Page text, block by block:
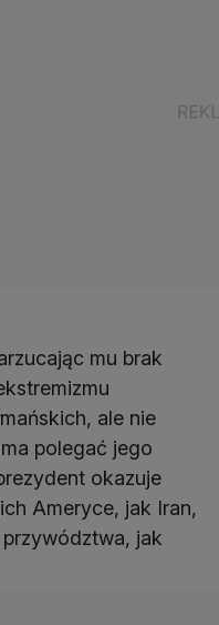
mu brak
ale nie
polegać jego
okazuje
Ameryce, jak Iran,
jak